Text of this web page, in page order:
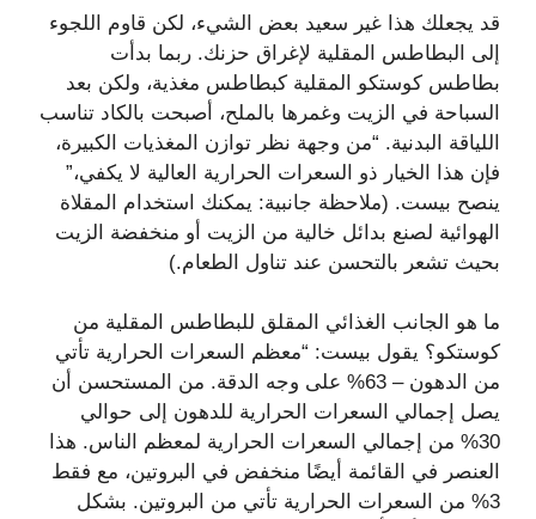
قد يجعلك هذا غير سعيد بعض الشيء، لكن قاوم اللجوء
إلى البطاطس المقلية لإغراق حزنك. ربما بدأت
بطاطس كوستكو المقلية كبطاطس مغذية، ولكن بعد
السباحة في الزيت وغمرها بالملح، أصبحت بالكاد تناسب
اللياقة البدنية. “من وجهة نظر توازن المغذيات الكبيرة،
فإن هذا الخيار ذو السعرات الحرارية العالية لا يكفي،”
ينصح بيست. (ملاحظة جانبية: يمكنك استخدام المقلاة
الهوائية لصنع بدائل خالية من الزيت أو منخفضة الزيت
بحيث تشعر بالتحسن عند تناول الطعام.)
ما هو الجانب الغذائي المقلق للبطاطس المقلية من
كوستكو؟ يقول بيست: “معظم السعرات الحرارية تأتي
من الدهون – 63% على وجه الدقة. من المستحسن أن
يصل إجمالي السعرات الحرارية للدهون إلى حوالي
30% من إجمالي السعرات الحرارية لمعظم الناس. هذا
العنصر في القائمة أيضًا منخفض في البروتين، مع فقط
3% من السعرات الحرارية تأتي من البروتين. بشكل